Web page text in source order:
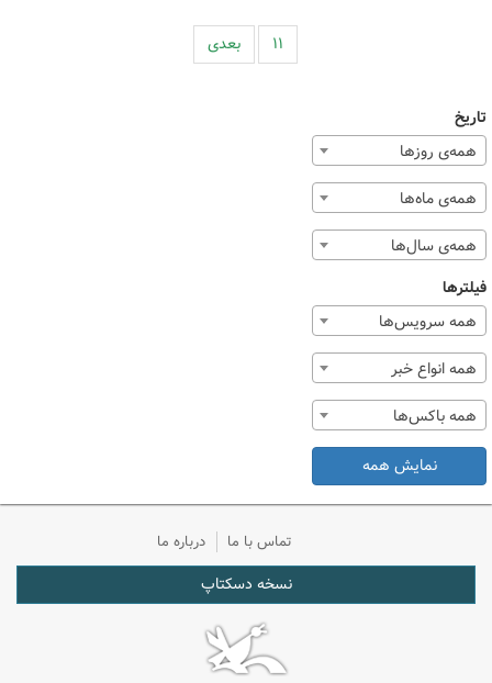
۱۱ بعدی
تاریخ
همه‌ی روزها
همه‌ی ماه‌ها
همه‌ی سال‌ها
فیلترها
همه سرویس‌ها
همه انواع خبر
همه باکس‌ها
نمایش همه
تماس با ما درباره ما
نسخه دسکتاپ